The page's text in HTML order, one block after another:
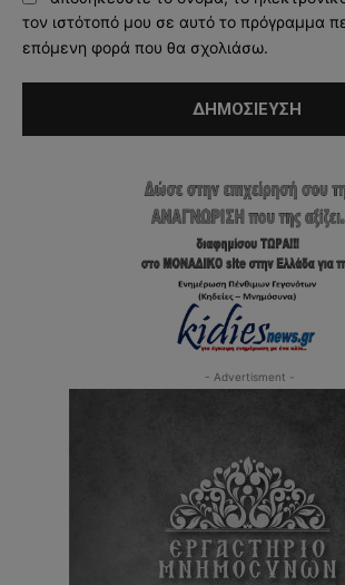
τον ιστότοπό μου σε αυτό το πρόγραμμα
επόμενη φορά που θα σχολιάσω.
- Advertisment -